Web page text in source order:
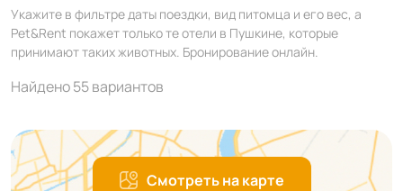
Укажите в фильтре даты поездки, вид питомца и его вес, а
Pet&Rent покажет только те отели в Пушкине, которые
принимают таких животных. Бронирование онлайн.
Найдено 55 вариантов
Смотреть на карте